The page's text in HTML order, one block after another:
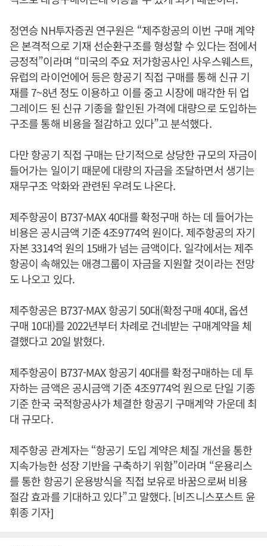
정연승 NH투자증권 연구원은 “제주항공의 이번 구매 계약
은 본격적으로 기재 선순환구조를 형성할 수 있다는 점에서
긍정적”이라며 “미국의 주요 저가항공사인 사우스웨스트,
유럽의 라이언에어 등은 항공기 직접 구매를 통해 신규 기
재를 7~8년 정도 이용하고 이를 중고 시장에 매각한 뒤 업
그레이드 된 신규 기종을 할인된 가격에 대량으로 도입하는
구조를 통해 비용을 절감하고 있다”고 분석했다.
다만 항공기 직접 구매는 단기적으로 상당한 규모의 자금이
들어가는 일이기 때문에 대량의 자금을 조달하면서 생기는
재무구조 악화와 관련된 우려도 나온다.
제주항공이 B737-MAX 40대를 확정구매 하는 데 들어가는
비용은 공시금액 기준 4조9774억 원이다. 제주항공의 자기
자본 3314억 원의 15배가 넘는 금액이다. 일각에서는 제주
항공이 속해있는 애경그룹이 자금을 지원할 것이라는 전망
도 나오고 있다.
제주항공은 B737-MAX 항공기 50대(확정구매 40대, 옵션
구매 10대)를 2022년부터 차례로 건네받는 구매계약을 체
결했다고 20일 밝혔다.
제주항공이 B737-MAX 항공기 40대를 확정구매하는 데 투
자하는 금액은 공시금액 기준 4조9774억 원으로 단일 기종
기준 한국 국적항공사가 체결한 항공기 구매계약 가운데 최
대 규모다.
제주항공 관계자는 “항공기 도입 계약은 체질 개선을 통한
지속가능한 성장 기반을 구축하기 위함”이라며 “운용리스
를 통한 항공기 운용방식을 직접 보유로 바꿈으로써 비용
절감 효과를 기대하고 있다”고 말했다. [비즈니스포스트 윤
휘종 기자]